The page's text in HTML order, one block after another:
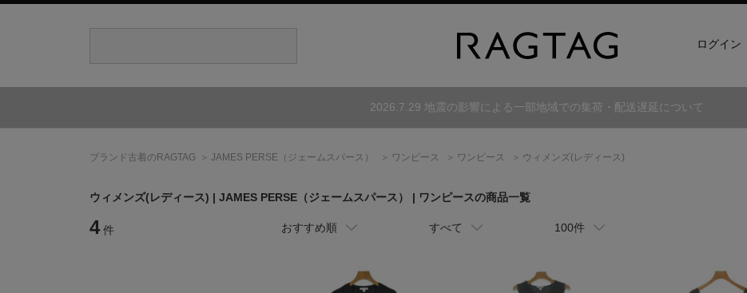
ログイン
2026.7.29 地震の影響による一部地域での集荷・配送遅延について
ブランド古着のRAGTAG JAMES PERSE （ジェームスパース） ワンピース ワンピース ウィメンズ(レディース)
ウィメンズ(レディース) | JAMES PERSE （ジェームスパース） | ワンピースの商品一覧
4 件 おすすめ順 すべて 100件